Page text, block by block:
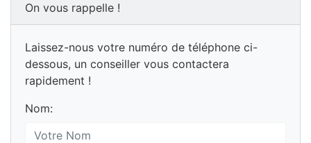
On vous rappelle !
Laissez-nous votre numéro de téléphone ci-
dessous, un conseiller vous contactera
rapidement !
Nom: